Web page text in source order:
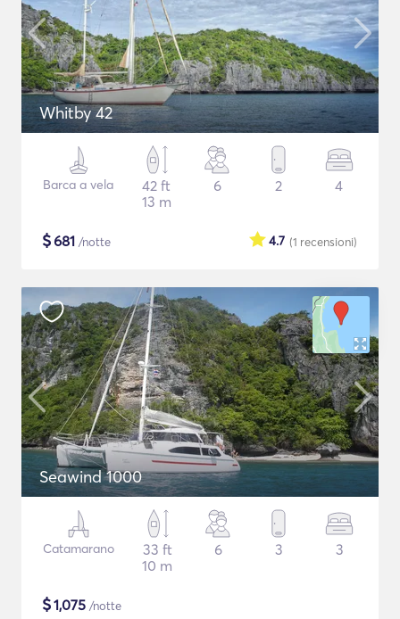
Whitby 42
Barca a vela
42 ft
13 m
6 2 4
$681 /notte (1 recensioni)
4.7
Seawind 1000
Catamarano
33 ft
10 m
6 3 3
$1,075 /notte